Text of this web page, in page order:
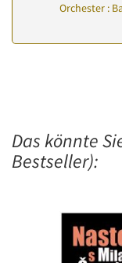
Orchester :
Das könnte
Bestseller):